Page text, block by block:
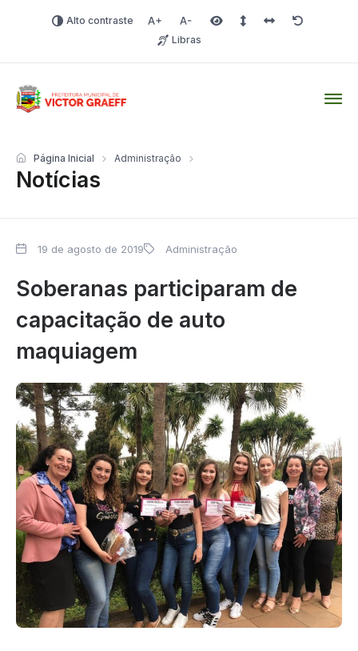
Alto contraste Aumentar fonte
Diminuir fonteÁrea selecionada
Espaçamento de linha
Espaço dos
Redefinir
Libras
Notícias
Página Inicial Administração
19 de agosto de 2019 Administração
Soberanas participaram de
capacitação de auto
maquiagem